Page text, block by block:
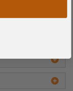
ersetzen.